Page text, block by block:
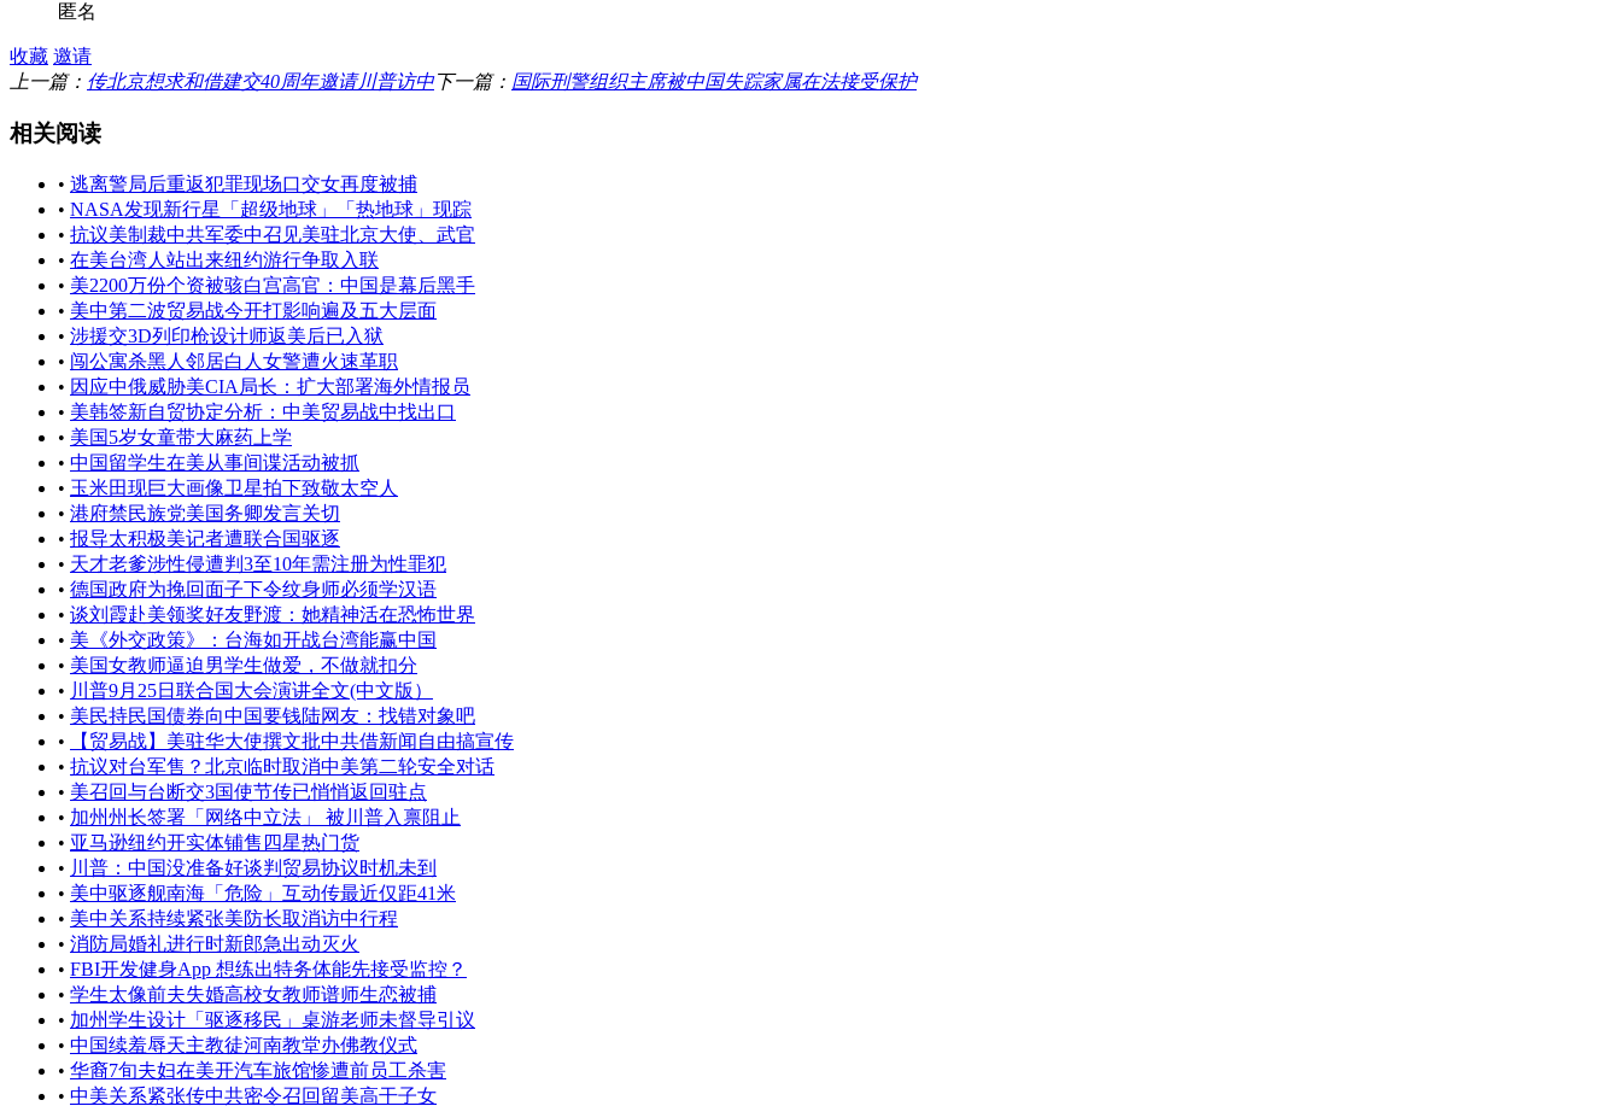
匿名
收藏 邀请
上一篇： 传北京想求和借建交40周年邀请川普访中下一篇： 国际刑警组织主席被中国失踪家属在法接受保护
相关阅读
• 逃离警局后重返犯罪现场口交女再度被捕
• NASA发现新行星「超级地球」「热地球」现踪
• 抗议美制裁中共军委中召见美驻北京大使、武官
• 在美台湾人站出来纽约游行争取入联
• 美2200万份个资被骇白宫高官：中国是幕后黑手
• 美中第二波贸易战今开打影响遍及五大层面
• 涉援交3D列印枪设计师返美后已入狱
• 闯公寓杀黑人邻居白人女警遭火速革职
• 因应中俄威胁美CIA局长：扩大部署海外情报员
• 美韩签新自贸协定分析：中美贸易战中找出口
• 美国5岁女童带大麻药上学
• 中国留学生在美从事间谍活动被抓
• 玉米田现巨大画像卫星拍下致敬太空人
• 港府禁民族党美国务卿发言关切
• 报导太积极美记者遭联合国驱逐
• 天才老爹涉性侵遭判3至10年需注册为性罪犯
• 德国政府为挽回面子下令纹身师必须学汉语
• 谈刘霞赴美领奖好友野渡：她精神活在恐怖世界
• 美《外交政策》：台海如开战台湾能赢中国
• 美国女教师逼迫男学生做爱，不做就扣分
• 川普9月25日联合国大会演讲全文(中文版）
• 美民持民国债券向中国要钱陆网友：找错对象吧
•
【贸易战】美驻华大使撰文批中共借新闻自由搞宣传
• 抗议对台军售？北京临时取消中美第二轮安全对话
• 美召回与台断交3国使节传已悄悄返回驻点
• 加州州长签署「网络中立法」 被川普入禀阻止
• 亚马逊纽约开实体铺售四星热门货
• 川普：中国没准备好谈判贸易协议时机未到
• ​美中驱逐舰南海「危险」互动传最近仅距41米
• 美中关系持续紧张美防长取消访中行程
• 消防局婚礼进行时新郎急出动灭火
• FBI开发健身App 想练出特务体能先接受监控？
• 学生太像前夫失婚高校女教师谱师生恋被捕
• 加州学生设计「驱逐移民」桌游老师未督导引议
• 中国续羞辱天主教徒河南教堂办佛教仪式
• 华裔7旬夫妇在美开汽车旅馆惨遭前员工杀害
• 中美关系紧张传中共密令召回留美高干子女